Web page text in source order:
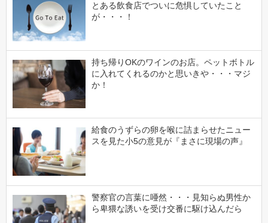
とある飲食店でついに危惧していたこと
が・・・！
持ち帰りOKのワインのお店。ペットボトル
に入れてくれるのかと思いきや・・・マジ
か！
給食のうずらの卵を喉に詰まらせたニュー
スを見た小5の意見が『まさに現場の声』
警察官の言葉に唖然・・・見知らぬ男性か
ら卑猥な誘いを受け交番に駆け込んだら